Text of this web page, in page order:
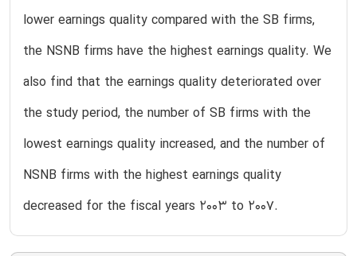
lower earnings quality compared with the SB firms,
the NSNB firms have the highest earnings quality. We
also find that the earnings quality deteriorated over
the study period, the number of SB firms with the
lowest earnings quality increased, and the number of
NSNB firms with the highest earnings quality
decreased for the fiscal years 2003 to 2007.